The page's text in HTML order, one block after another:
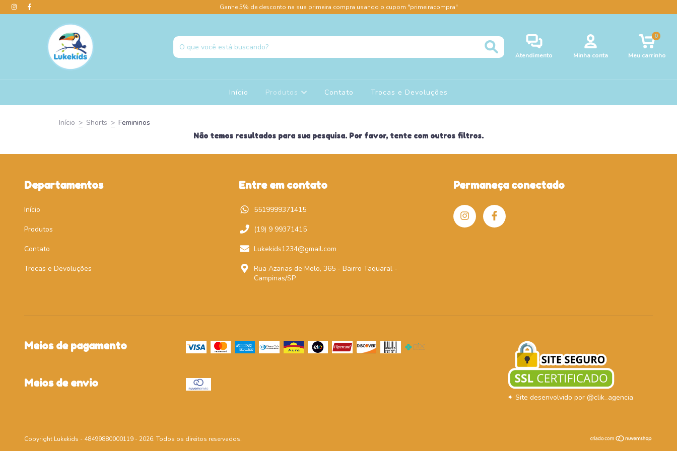
Ganhe 5% de desconto na sua primeira compra usando o cupom "primeiracompra"
Atendimento Minha conta Meu carrinho
0
Início Produtos Contato Trocas e Devoluções
Início > Shorts > Femininos
Não temos resultados para sua pesquisa. Por favor, tente com outros filtros.
Departamentos
Início
Produtos
Contato
Trocas e Devoluções
Entre em contato
5519999371415
(19) 9 99371415
Lukekids1234@gmail.com
Rua Azarias de Melo, 365 - Bairro Taquaral -
Campinas/SP
Permaneça conectado
Meios de pagamento
Meios de envio
✦ Site desenvolvido por @clik_agencia
Copyright Lukekids - 48499880000119 - 2026. Todos os direitos reservados.